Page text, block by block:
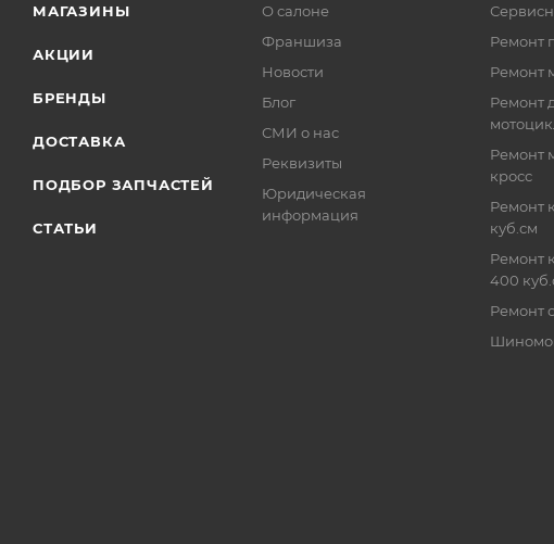
МАГАЗИНЫ
АКЦИИ
БРЕНДЫ
ДОСТАВКА
ПОДБОР ЗАПЧАСТЕЙ
СТАТЬИ
О салоне
Франшиза
Новости
Блог
СМИ о нас
Реквизиты
Юридическая
информация
Ремонт
Ремонт
Ремонт
Ремонт
кросс
Ремонт
куб.см
Ремонт
400
Ремонт